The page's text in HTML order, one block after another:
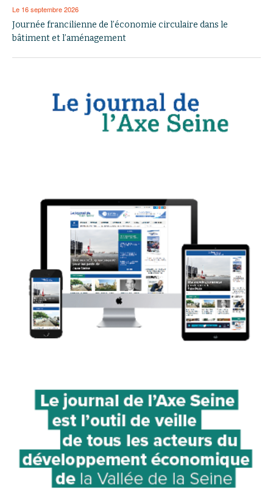
Le 16 septembre 2026
Journée francilienne de l’économie circulaire dans le
bâtiment et l’aménagement